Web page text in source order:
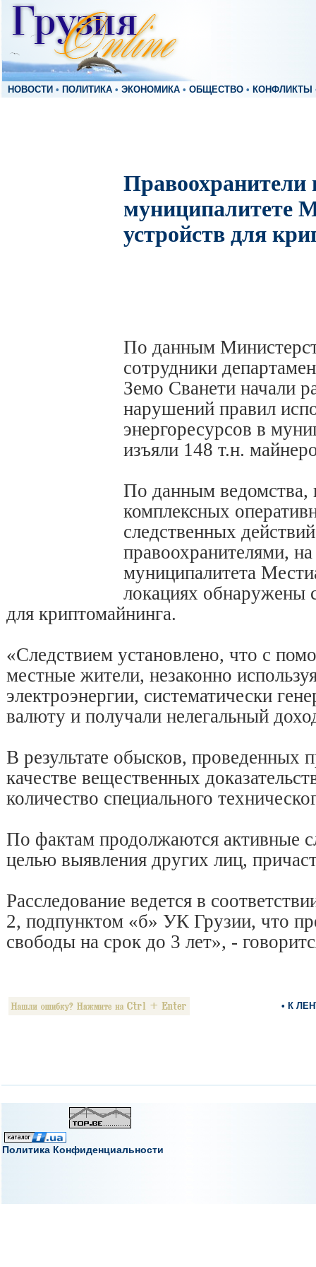
НОВОСТИ • ПОЛИТИКА • ЭКОНОМИКА • ОБЩЕСТВО • КОНФЛИКТЫ
Правоохранители
муниципалитете
устройств для
По данным
сотрудники
Земо Сванети начали
нарушений правил
энергоресурсов в
изъяли 148 т.н.
По данным ведомства,
комплексных
следственных
правоохранителями,
муниципалитета
локациях обнаружены
для криптомайнинга.
«Следствием установлено, что с
местные жители, незаконно
электроэнергии, систематически
валюту и получали нелегальный
В результате обысков, проведенных
качестве вещественных
количество специального
По фактам продолжаются активные
целью выявления других лиц,
Расследование ведется в
2, подпунктом «б» УК Грузии, что
свободы на срок до 3 лет», -
• К
Политика Конфиденциальности